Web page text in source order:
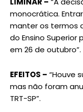
monocrática.
manter os termos
do Ensino Superior
em 26 de outubro”.
EFEITOS – “Houve
mas não foram
TRT-SP”.